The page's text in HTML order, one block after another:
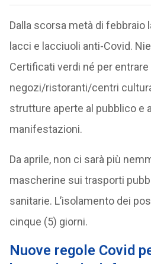
Dalla scorsa metà di febbraio
lacci e lacciuoli anti-Covid.
Certificati verdi né per entrare
negozi/ristoranti/centri
strutture aperte al pubblico e
manifestazioni.
Da aprile, non ci sarà più
mascherine sui trasporti
sanitarie. L’isolamento dei
cinque (5) giorni.
Nuove regole Covid